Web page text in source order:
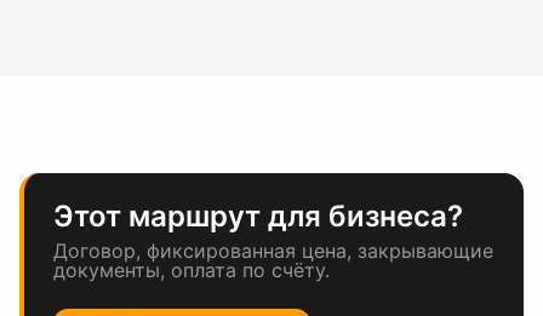
Этот маршрут для бизнеса?
Договор, фиксированная цена, закрывающие
документы, оплата по счёту.